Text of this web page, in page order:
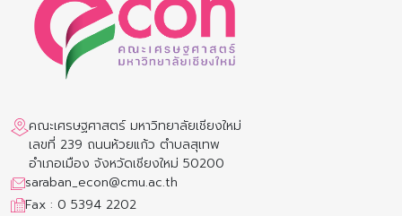
คณะเศรษฐศาสตร์ มหาวิทยาลัยเชียงใหม่
เลขที่ 239 ถนนห้วยแก้ว ตำบลสุเทพ
อำเภอเมือง จังหวัดเชียงใหม่ 50200
saraban_econ@cmu.ac.th
Fax : 0 5394 2202